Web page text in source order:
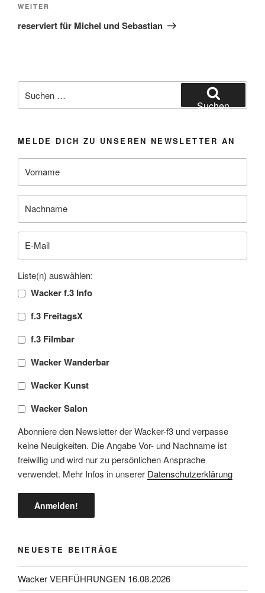
Nächster
Beitrag
WEITER
reserviert für Michel und Sebastian
nach:
Suchen
MELDE DICH ZU UNSEREN NEWSLETTER AN
Liste(n) auswählen:
Wacker f.3 Info
f.3 FreitagsX
f.3 Filmbar
Wacker Wanderbar
Wacker Kunst
Wacker Salon
Abonniere den Newsletter der Wacker-f3 und verpasse
keine Neuigkeiten. Die Angabe Vor- und Nachname ist
freiwillig und wird nur zu persönlichen Ansprache
verwendet. Mehr Infos in unserer Datenschutzerklärung
NEUESTE BEITRÄGE
Wacker VERFÜHRUNGEN 16.08.2026